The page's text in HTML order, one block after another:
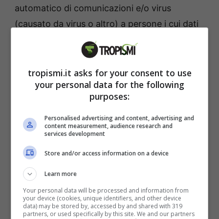
automatico di comunicazioni e/o virus
(causato da virus o altro) a persone i cui dati
sono stati trasmessi da un Utente per essere
inseriti nel proprio indirizzario on line
disponibile su questo sito web.
Le limitazioni e le esclusioni di responsabilità
delle presenti Condizioni trovano
applicazione indipendentemente dal fatto
che la responsabilità sia rivendicata in base a
diritto contrattuale, diritto civile (negligenza e
diffamazione comprese), responsabilità
indipendente dal danno, ferimento di
garanzie o altro fondamento legale.
tropismi.it asks for your consent to use
your personal data for the following
purposes:
Personalised advertising and content, advertising and
content measurement, audience research and
services development
Store and/or access information on a device
Learn more
Your personal data will be processed and information from
your device (cookies, unique identifiers, and other device
data) may be stored by, accessed by and shared with 319
partners, or used specifically by this site. We and our partners